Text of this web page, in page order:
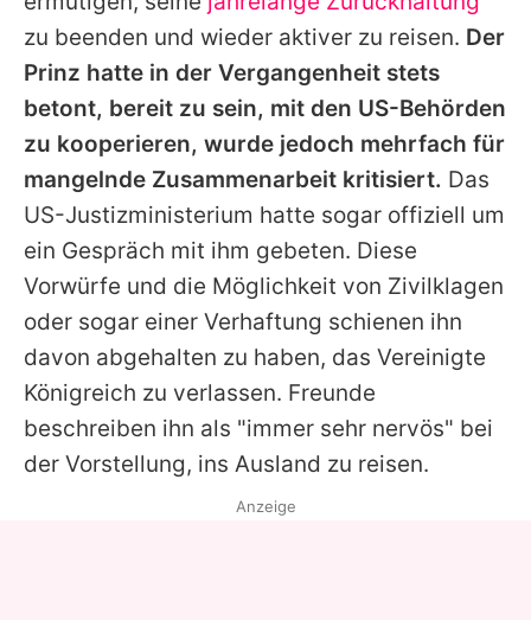
zu beenden und wieder aktiver zu reisen. Der
Prinz hatte in der Vergangenheit stets
betont, bereit zu sein, mit den US-Behörden
zu kooperieren, wurde jedoch mehrfach für
mangelnde Zusammenarbeit kritisiert. Das
US-Justizministerium hatte sogar offiziell um
ein Gespräch mit ihm gebeten. Diese
Vorwürfe und die Möglichkeit von Zivilklagen
oder sogar einer Verhaftung schienen ihn
davon abgehalten zu haben, das Vereinigte
Königreich zu verlassen. Freunde
beschreiben ihn als "immer sehr nervös" bei
der Vorstellung, ins Ausland zu reisen.
Anzeige